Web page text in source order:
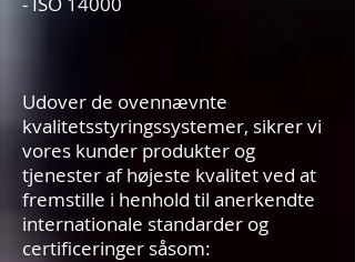
Udover de ovennævnte
kvalitetsstyringssystemer, sikrer vi
vores kunder produkter og
tjenester af højeste kvalitet ved at
fremstille i henhold til anerkendte
internationale standarder og
certificeringer såsom: